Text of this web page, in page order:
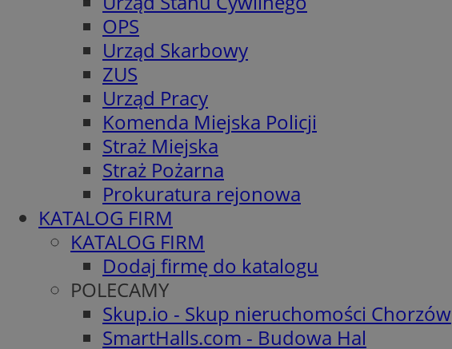
OPS
Urząd Skarbowy
ZUS
Urząd Pracy
Komenda Miejska Policji
Straż Miejska
Straż Pożarna
Prokuratura rejonowa
KATALOG FIRM
KATALOG FIRM
Dodaj firmę do katalogu
POLECAMY
Skup.io - Skup nieruchomości Chorzów
SmartHalls.com - Budowa Hal